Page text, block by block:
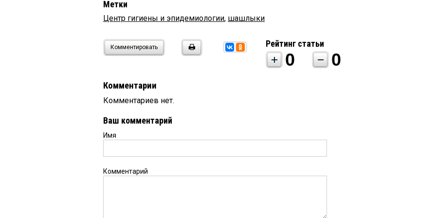
Метки
Центр гигиены и эпидемиологии, шашлыки
Комментировать Рейтинг статьи
0 0
Комментарии
Комментариев нет.
Ваш комментарий
Имя
Комментарий